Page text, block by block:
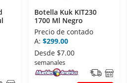
Botella Kuk KIT230
1700 Ml Negro
Precio de contado
A: $299.00
Desde $7.00
semanales